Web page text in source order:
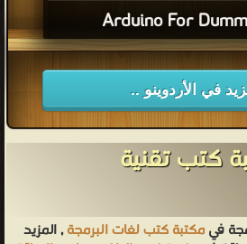
Arduino For
في الأردوينو ..
كتب تقنية
فيمكتبة كتب لغات البرمجة, المزيد